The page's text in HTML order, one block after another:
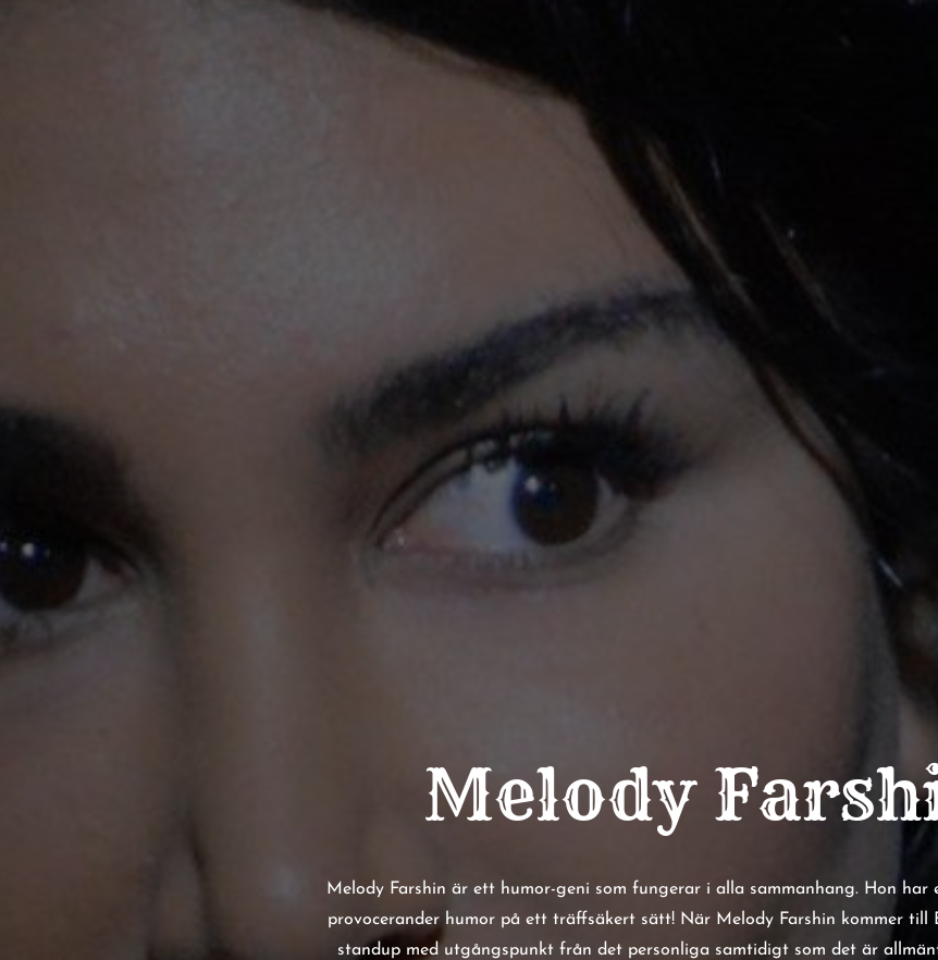
Melody
Melody Farshin är ett humor-geni som fungerar i alla sammanhang. Hon har
provocerander humor på ett träffsäkert sätt! När Melody Farshin kommer till
standup med utgångspunkt från det personliga samtidigt som det är